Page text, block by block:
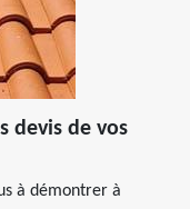
devis de vos
à démontrer à